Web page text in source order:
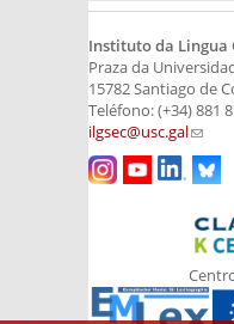
Instituto da Lingua
Praza da
15782 Santiago de
Teléfono: (+34) 881
ilgsec@usc.gal(link